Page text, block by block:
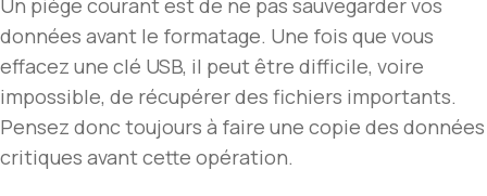
Un piège courant est de ne pas sauvegarder vos
données avant le formatage. Une fois que vous
effacez une clé USB, il peut être difficile, voire
impossible, de récupérer des fichiers importants.
Pensez donc toujours à faire une copie des données
critiques avant cette opération.